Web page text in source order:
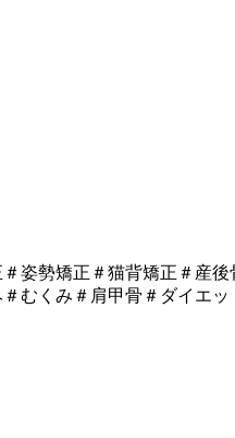
姿勢矯正＃猫背矯正＃産
むくみ＃肩甲骨＃ダイエッ